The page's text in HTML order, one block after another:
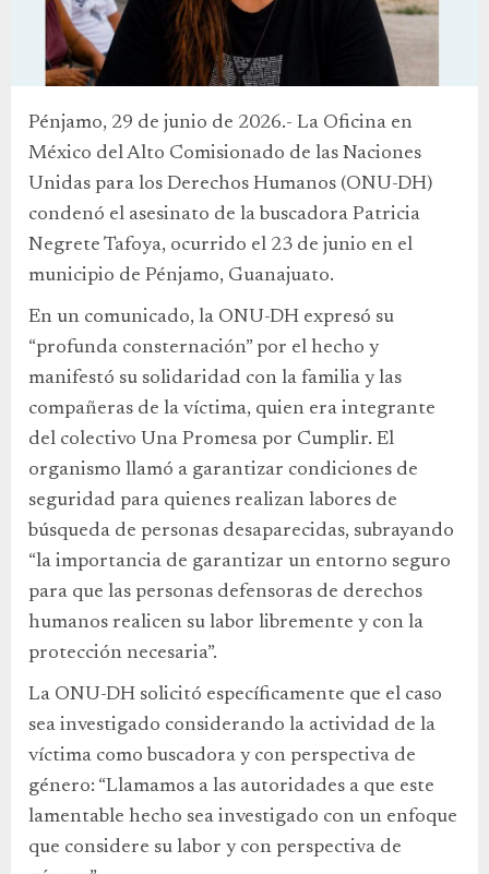
Pénjamo, 29 de junio de 2026.- La Oficina en
México del Alto Comisionado de las Naciones
Unidas para los Derechos Humanos (ONU-DH)
condenó el asesinato de la buscadora Patricia
Negrete Tafoya, ocurrido el 23 de junio en el
municipio de Pénjamo, Guanajuato.
En un comunicado, la ONU-DH expresó su
“profunda consternación” por el hecho y
manifestó su solidaridad con la familia y las
compañeras de la víctima, quien era integrante
del colectivo Una Promesa por Cumplir. El
organismo llamó a garantizar condiciones de
seguridad para quienes realizan labores de
búsqueda de personas desaparecidas, subrayando
“la importancia de garantizar un entorno seguro
para que las personas defensoras de derechos
humanos realicen su labor libremente y con la
protección necesaria”.
La ONU-DH solicitó específicamente que el caso
sea investigado considerando la actividad de la
víctima como buscadora y con perspectiva de
género: “Llamamos a las autoridades a que este
lamentable hecho sea investigado con un enfoque
que considere su labor y con perspectiva de